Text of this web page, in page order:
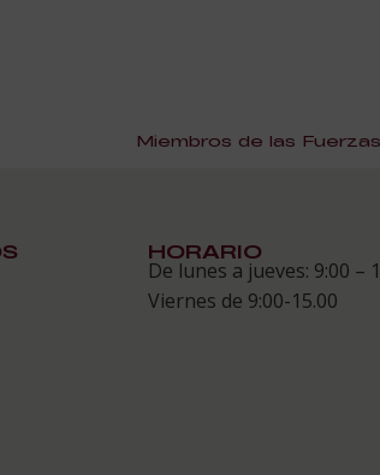
HORARIO
De lunes a jueves: 9:00 –
Viernes de 9:00-15.00